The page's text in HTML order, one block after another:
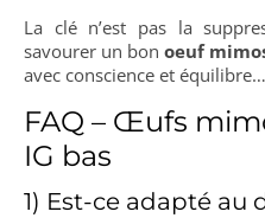
La clé n’est pas la
savourer un bon oeuf
avec conscience et
FAQ – Œufs
IG bas
1) Est-ce adapté au